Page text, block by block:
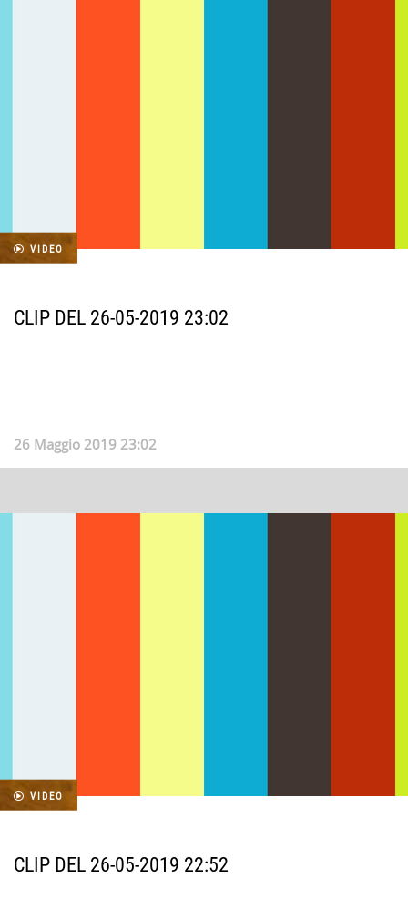
VIDEO
CLIP DEL 26-05-2019 23:02
26 Maggio 2019 23:02
VIDEO
CLIP DEL 26-05-2019 22:52